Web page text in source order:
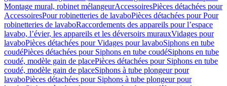
Montage mural, robinet mélangeurAccessoiresPièces détachées pour
AccessoiresPour robinetteries de lavaboPièces détachées pour Pour
robinetteries de lavaboRaccordements des appareils pour l’espace
lavabo, l’évier, les appareils et les déversoirs murauxVidages pour
lavaboPièces détachées pour Vidages pour lavaboSiphons en tube
coudéPièces détachées pour Siphons en tube coudéSiphons en tube
coudé, modèle gain de placePièces détachées pour Siphons en tube
coudé, modèle gain de placeSiphons à tube plongeur pour
lavaboPièces détachées pour Siphons à tube plongeur pour